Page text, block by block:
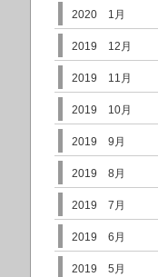
2020 1月
2019 12月
2019 11月
2019 10月
2019 9月
2019 8月
2019 7月
2019 6月
2019 5月